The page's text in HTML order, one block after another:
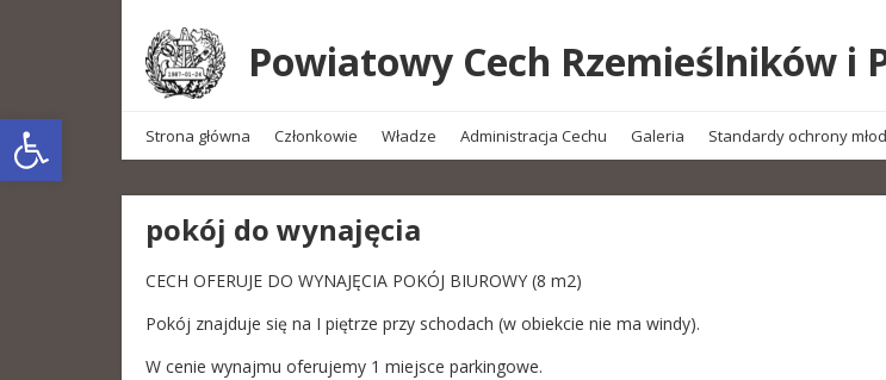
Open toolbar
Powiatowy Cech Rzemieślników i
Strona główna Członkowie Władze Administracja Cechu Galeria Standardy ochrony
pokój do wynajęcia
CECH OFERUJE DO WYNAJĘCIA POKÓJ BIUROWY (8 m2)
Pokój znajduje się na I piętrze przy schodach (w obiekcie nie ma windy).
W cenie wynajmu oferujemy 1 miejsce parkingowe.